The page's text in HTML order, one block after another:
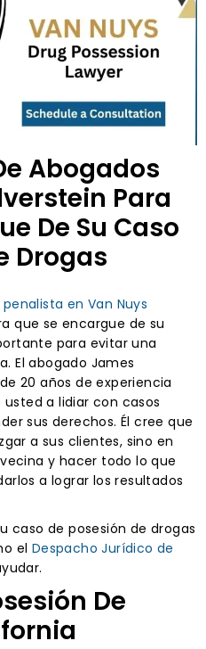
Abogados
Para
De Su Caso
Drogas
en Van Nuys
que se encargue de su
para evitar una
El abogado James
20 años de experiencia
a lidiar con casos
sus derechos. Él cree que
a sus clientes, sino en
y hacer todo lo que
a lograr los resultados
caso de posesión de drogas
el Despacho Jurídico de
De